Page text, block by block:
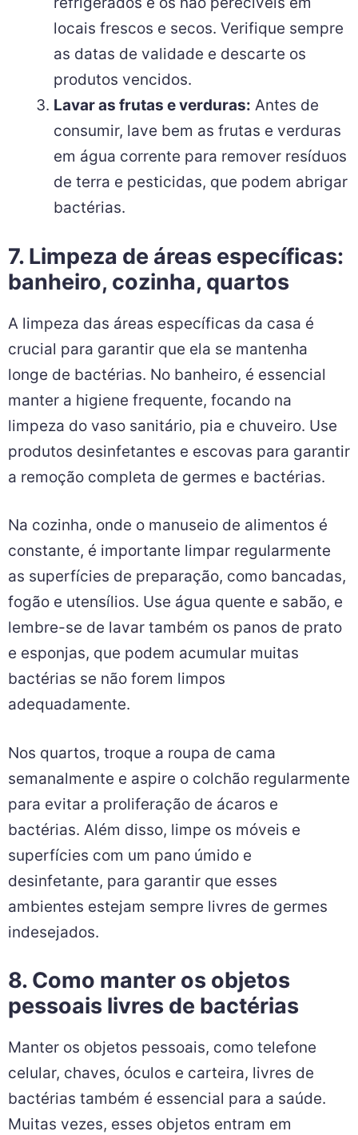
Utilize água quente e detergente para
garantir a eliminação de bactérias.
Armazenar corretamente os alimentos:
Mantenha os alimentos perecíveis
refrigerados e os não perecíveis em
locais frescos e secos. Verifique sempre
as datas de validade e descarte os
produtos vencidos.
Lavar as frutas e verduras:
consumir, lave bem as frutas e verduras
em água corrente para remover resíduos
de terra e pesticidas, que podem abrigar
bactérias.
7. Limpeza de áreas específicas:
banheiro, cozinha, quartos
A limpeza das áreas específicas da casa é
crucial para garantir que ela se mantenha
longe de bactérias. No banheiro, é essencial
manter a higiene frequente, focando na
limpeza do vaso sanitário, pia e chuveiro. Use
produtos desinfetantes e escovas para garantir
a remoção completa de germes e bactérias.
Na cozinha, onde o manuseio de alimentos é
constante, é importante limpar regularmente
as superfícies de preparação, como bancadas,
fogão e utensílios. Use água quente e sabão, e
e esponjas, que podem acumular muitas
bactérias se não forem limpos
adequadamente.
Nos quartos, troque a roupa de cama
semanalmente e aspire o colchão regularmente
para evitar a proliferação de ácaros e
bactérias. Além disso, limpe os móveis e
superfícies com um pano úmido e
desinfetante, para garantir que esses
ambientes estejam sempre livres de germes
indesejados.
8. Como manter os objetos
pessoais livres de bactérias